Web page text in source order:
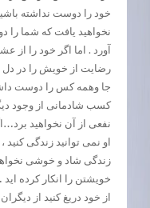
خود را دوست نداشته
نخواهید یافت که شما را
آورد . اما اگر خود را از
رضایت از خویش را در دل
جا وهمه کس را دوست
کسب شادمانی از وجود
نفعی از آن نخواهید
او نمی توانید زندگی
زندگی شاد و خوشی
خویشتن را انکار کرده
از خود دریغ کنید از